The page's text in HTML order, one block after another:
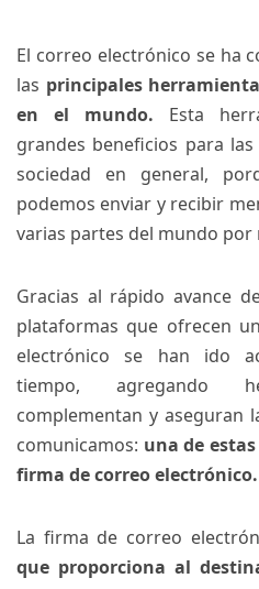
El correo electrónico se ha
las principales
en el mundo. Esta
grandes beneficios para
sociedad en general,
podemos enviar y recibir
varias partes del mundo
Gracias al rápido avance
plataformas que ofrecen
electrónico se han ido
tiempo, agregando
complementan y aseguran
comunicamos: una de
firma de correo electrónico.
La firma de correo
que proporciona al